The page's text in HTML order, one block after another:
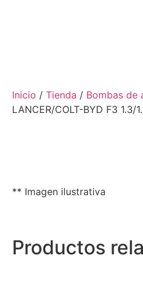
Inicio / Tienda / Bombas de
LANCER/COLT-BYD F3 1.3/
** Imagen ilustrativa
Productos